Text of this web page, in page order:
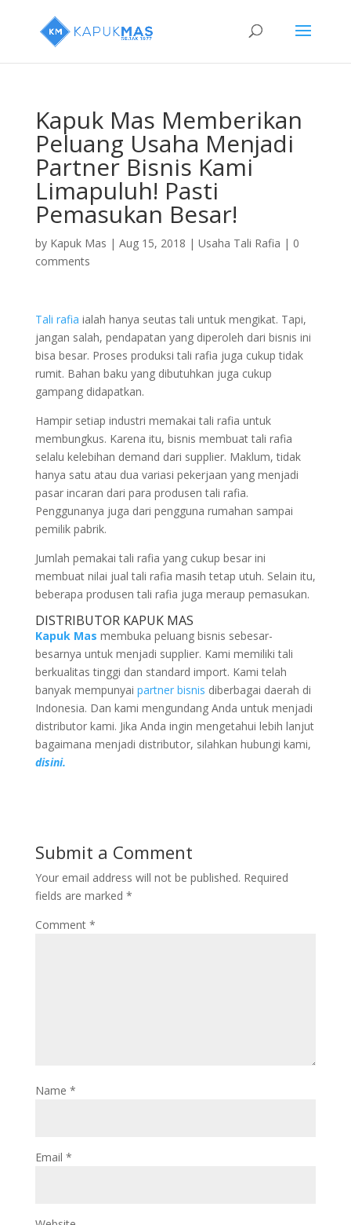
Kapuk Mas Memberikan
Peluang Usaha Menjadi
Partner Bisnis Kami
Limapuluh! Pasti
Pemasukan Besar!
by Kapuk Mas | Aug 15, 2018 | Usaha Tali Rafia | 0
comments
Tali rafia ialah hanya seutas tali untuk mengikat. Tapi,
jangan salah, pendapatan yang diperoleh dari bisnis ini
bisa besar. Proses produksi tali rafia juga cukup tidak
rumit. Bahan baku yang dibutuhkan juga cukup
gampang didapatkan.
Hampir setiap industri memakai tali rafia untuk
membungkus. Karena itu, bisnis membuat tali rafia
selalu kelebihan demand dari supplier. Maklum, tidak
hanya satu atau dua variasi pekerjaan yang menjadi
pasar incaran dari para produsen tali rafia.
Penggunanya juga dari pengguna rumahan sampai
pemilik pabrik.
Jumlah pemakai tali rafia yang cukup besar ini
membuat nilai jual tali rafia masih tetap utuh. Selain itu,
beberapa produsen tali rafia juga meraup pemasukan.
DISTRIBUTOR KAPUK MAS
Kapuk Mas membuka peluang bisnis sebesar-
besarnya untuk menjadi supplier. Kami memiliki tali
berkualitas tinggi dan standard import. Kami telah
banyak mempunyai partner bisnis diberbagai daerah di
Indonesia. Dan kami mengundang Anda untuk menjadi
distributor kami. Jika Anda ingin mengetahui lebih lanjut
bagaimana menjadi distributor, silahkan hubungi kami,
disini.
Submit a Comment
Your email address will not be published. Required
fields are marked *
Comment *
Name *
Email *